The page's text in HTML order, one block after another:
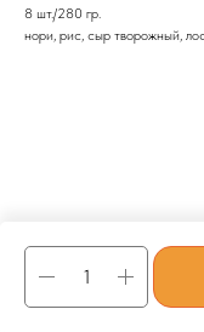
8 шт./280 гр.
нори, рис, сыр творожный,